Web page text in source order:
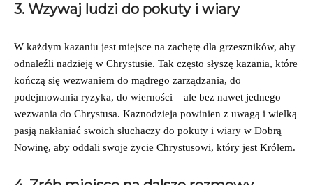
3. Wzywaj ludzi do pokuty i wiary
W każdym kazaniu jest miejsce na zachętę dla grzeszników, aby
odnaleźli nadzieję w Chrystusie. Tak często słyszę kazania, które
kończą się wezwaniem do mądrego zarządzania, do
podejmowania ryzyka, do wierności – ale bez nawet jednego
wezwania do Chrystusa. Kaznodzieja powinien z uwagą i wielką
pasją nakłaniać swoich słuchaczy do pokuty i wiary w Dobrą
Nowinę, aby oddali swoje życie Chrystusowi, który jest Królem.